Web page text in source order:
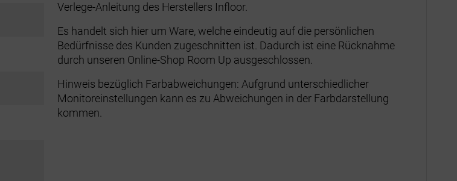
Verlege-Anleitung des Herstellers Infloor.
Es handelt sich hier um Ware, welche eindeutig auf die persönlichen
Bedürfnisse des Kunden zugeschnitten ist. Dadurch ist eine Rücknahme
durch unseren Online-Shop Room Up ausgeschlossen.
Hinweis bezüglich Farbabweichungen: Aufgrund unterschiedlicher
Monitoreinstellungen kann es zu Abweichungen in der Farbdarstellung
kommen.